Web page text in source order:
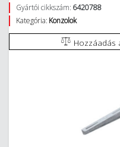
Gyártói cikkszám: 6420788
Kategória: Konzolok
Hozzáadás